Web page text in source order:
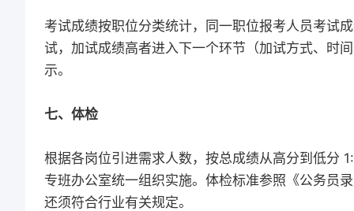
考试成绩按职位分类统计，同一职位报考人员考试
试，加试成绩高者进入下一个环节（加试方式、时
示。
七、体检
根据各岗位引进需求人数，按总成绩从高分到低分
专班办公室统一组织实施。体检标准参照《公务员
还须符合行业有关规定。